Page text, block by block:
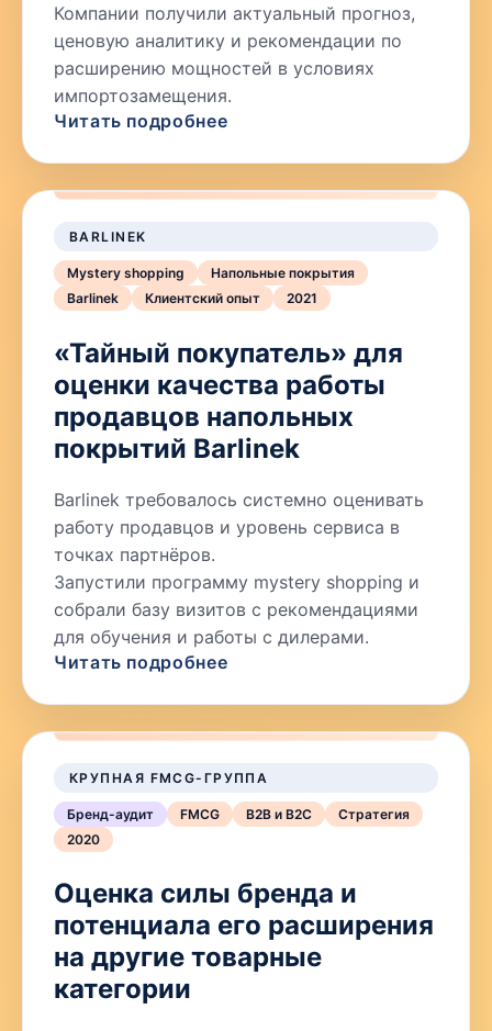
Компании получили актуальный прогноз,
ценовую аналитику и рекомендации по
расширению мощностей в условиях
импортозамещения.
Читать подробнее
BARLINEK
Mystery shopping
Напольные покрытия
Barlinek
Клиентский опыт 2021
«Тайный покупатель» для
оценки качества работы
продавцов напольных
покрытий Barlinek
Barlinek требовалось системно оценивать
работу продавцов и уровень сервиса в
точках партнёров.
Запустили программу mystery shopping и
собрали базу визитов с рекомендациями
для обучения и работы с дилерами.
Читать подробнее
КРУПНАЯ FMCG-ГРУППА
Бренд-аудит FMCG B2B и B2C
Стратегия
2020
Оценка силы бренда и
потенциала его расширения
на другие товарные
категории